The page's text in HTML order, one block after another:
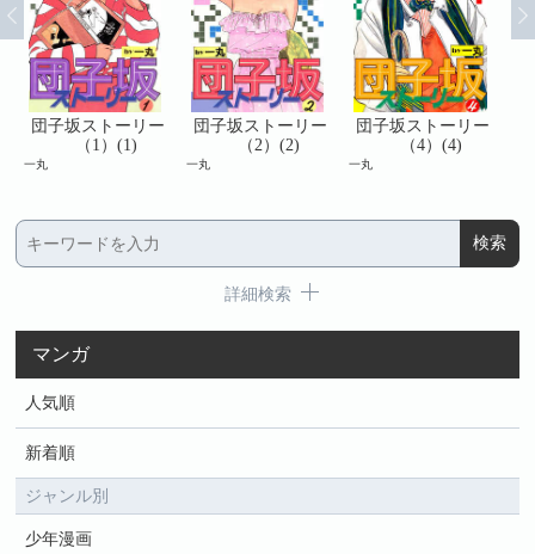
団子坂ストーリー
（1）(1)
一丸
団子坂ストーリー
（2）(2)
一丸
団子坂ストーリー
（4）(4)
一丸
詳細検索
マンガ
人気順
新着順
ジャンル別
少年漫画